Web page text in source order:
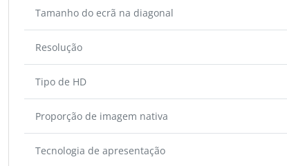
Tamanho do ecrã na diagonal
Resolução
Tipo de HD
Proporção de imagem nativa
Tecnologia de apresentação